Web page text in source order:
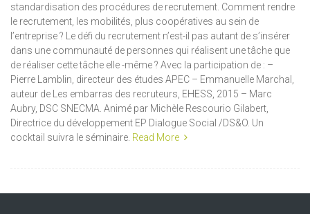
standardisation des procédures de recrutement. Comment rendre
le recrutement, les mobilités, plus coopératives au sein de
l’entreprise ? Le défi du recrutement n’est-il pas autant de s’insérer
dans une communauté de personnes qui réalisent une tâche que
de réaliser cette tâche elle -même ? Avec la participation de : –
Pierre Lamblin, directeur des études APEC – Emmanuelle Marchal,
auteur de Les embarras des recruteurs, EHESS, 2015 – Marc
Aubry, DSC SNECMA. Animé par Michèle Rescourio Gilabert,
Directrice du développement EP Dialogue Social /DS&O. Un
cocktail suivra le séminaire. Read More